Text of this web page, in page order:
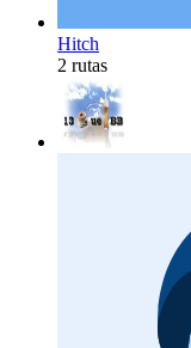
Hitch
2 rutas